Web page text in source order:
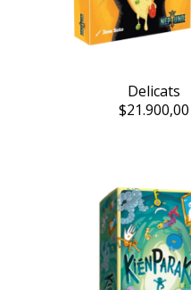
Delicats
$21.900,00